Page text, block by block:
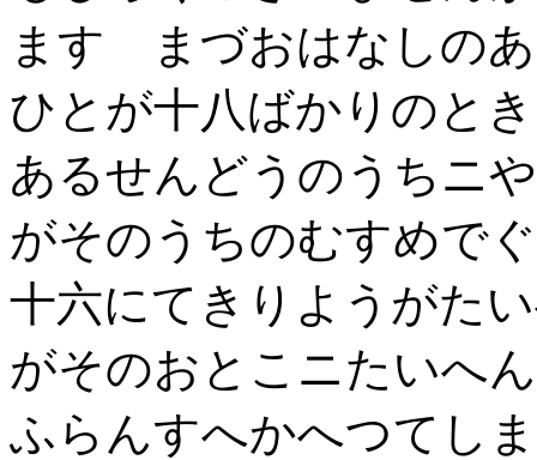
ます まづおはなしの
ひとが十八ばかりのと
あるせんどうのうちニ
がそのうちのむすめで
十六にてきりようがた
がそのおとこニたいへ
ふらんすへかへつてし